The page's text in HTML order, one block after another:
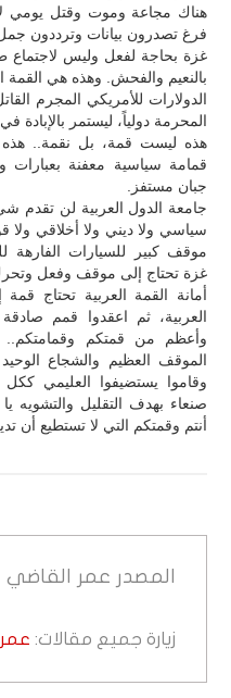
هناك مجاعة وموت وقتل يومي
فرغ تصدرون بيانات وترددون
غزة بحاجة لفعل وليس لاجتماع
بالنعيم والفحش. وهذه هي القمة
الدولارات للأمريكي المجرم
المحرمة دولياً، ليستمر بالإبادة
هذه ليست قمة، بل نقمة.. هذه
قمامة سياسية معفنة بعبارات
جبان مستفز.
جامعة الدول العربية لن تقدم
سياسي ولا ديني ولا أخلاقي
موقف كبير للسيارات الفارهة
غزة تحتاج إلى موقف وفعل
أمانة القمة العربية تحتاج
العربية، ثم اعقدوا قمم
وأعظم من قمتكم وقمامتكم..
الموقف العظيم والشجاع
وقاموا يستضيفوا العليمي
صنعاء بهدف التقليل
أنتم وقمتكم التي لا تستطيع أن
المصدر عمر القاضي
زيارة جميع مقالات: